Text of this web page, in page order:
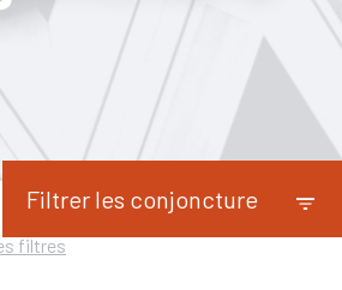
Filtrer les conjoncture
filtres